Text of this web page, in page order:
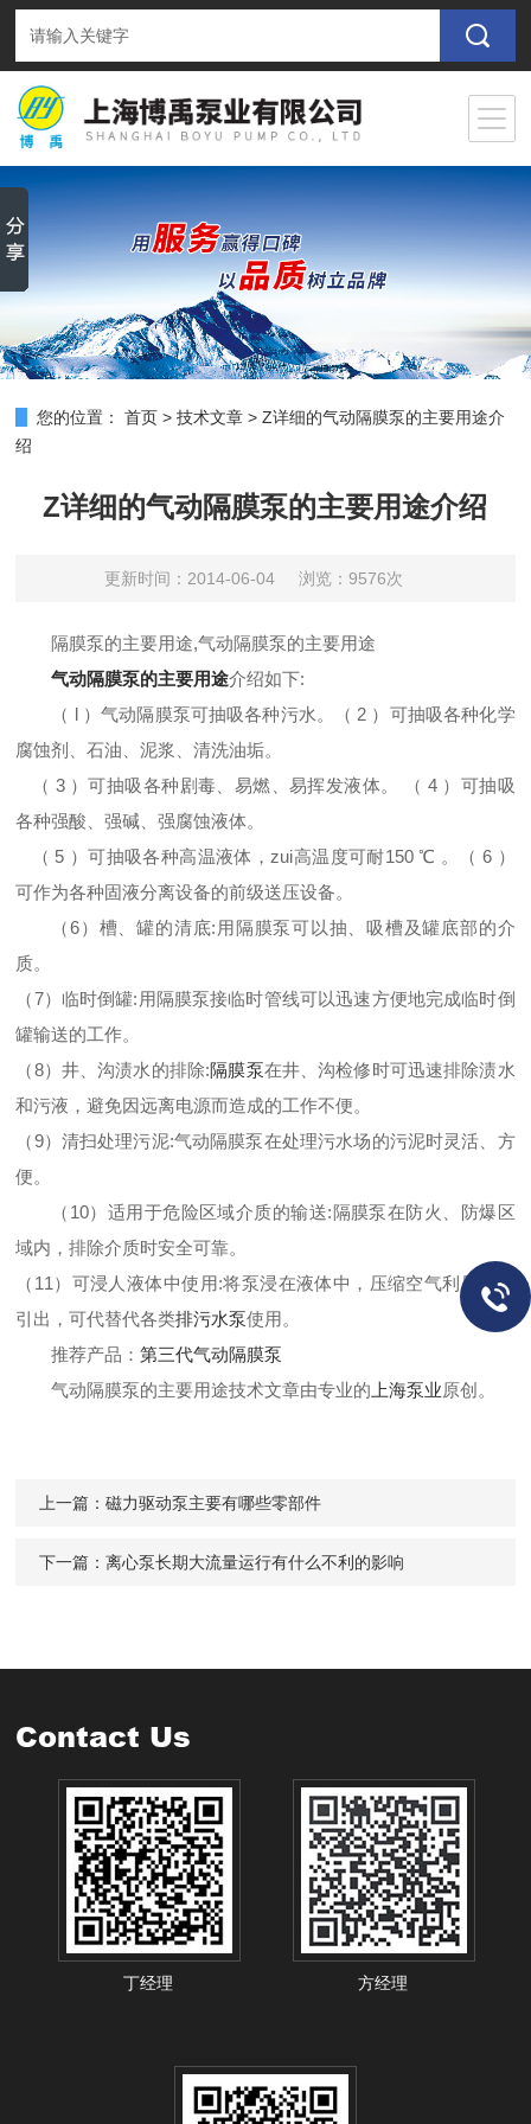
您的位置： 首页 >技术文章 >Z详细的气动隔膜泵的主要用途介
绍
Z详细的气动隔膜泵的主要用途介绍
更新时间：2014-06-04 浏览：9576次
隔膜泵的主要用途,气动隔膜泵的主要用途
气动隔膜泵的主要用途介绍如下:
（ l ）气动隔膜泵可抽吸各种污水。（ 2 ）可抽吸各种化学
腐蚀剂、石油、泥浆、清洗油垢。
（ 3 ）可抽吸各种剧毒、易燃、易挥发液体。 （ 4 ）可抽吸
各种强酸、强碱、强腐蚀液体。
（ 5 ）可抽吸各种高温液体，zui高温度可耐150 ℃ 。（ 6 ）
可作为各种固液分离设备的前级送压设备。
（6）槽、罐的清底:用隔膜泵可以抽、吸槽及罐底部的介
质。
（7）临时倒罐:用隔膜泵接临时管线可以迅速方便地完成临时倒
罐输送的工作。
（8）井、沟渍水的排除:隔膜泵在井、沟检修时可迅速排除渍水
和污液，避免因远离电源而造成的工作不便。
（9）清扫处理污泥:气动隔膜泵在处理污水场的污泥时灵活、方
便。
（10）适用于危险区域介质的输送:隔膜泵在防火、防爆区
域内，排除介质时安全可靠。
（11）可浸人液体中使用:将泵浸在液体中，压缩空气利用软管
引出，可代替代各类排污水泵使用。
推荐产品：第三代气动隔膜泵
气动隔膜泵的主要用途技术文章由专业的 上海泵业原创。
上一篇：磁力驱动泵主要有哪些零部件
下一篇：离心泵长期大流量运行有什么不利的影响
Contact Us
丁经理 方经理